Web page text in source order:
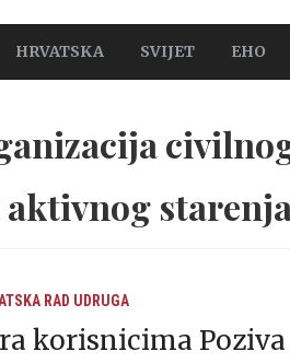
HRVATSKA SVIJET EHO
RAD UDRUGA
korisnicima Poziva